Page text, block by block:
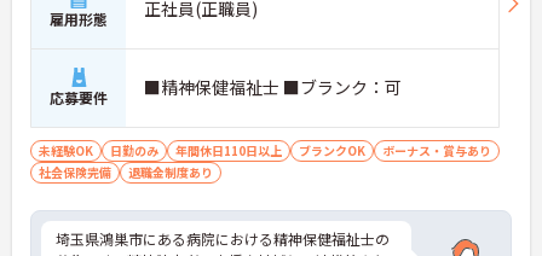
雇用形態 正社員(正職員)
応募要件 ■精神保健福祉士 ■ブランク：可
未経験OK 日勤のみ 年間休日110日以上 ブランクOK
ボーナス・賞与あり
社会保険完備
退職金制度あり
埼玉県鴻巣市にある病院における精神保健福祉士の